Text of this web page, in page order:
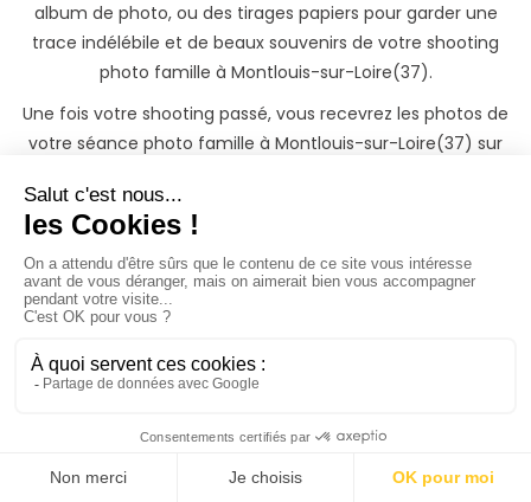
album de photo, ou des tirages papiers pour garder une
trace indélébile et de beaux souvenirs de votre shooting
photo famille à Montlouis-sur-Loire(37).
Une fois votre shooting passé, vous recevrez les photos de
votre séance photo famille à Montlouis-sur-Loire(37) sur
vous sera possible de partager avec votre famille et de
Si vous souhaitez garder un souvenir inoubliable de famille,
il vous sera également possible de commander des tirages
photos papiers ainsi que des albums photos à des tarifs
préférentiels directement depuis votre galerie photo
privée.
Trouvez rapidement un
votre famille même si